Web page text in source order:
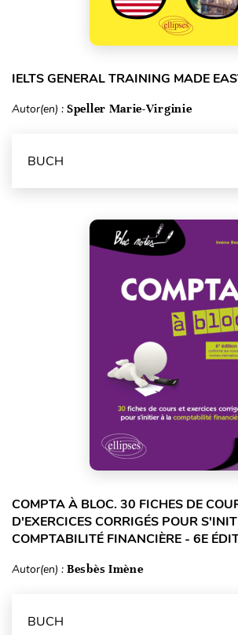
IELTS GENERAL TRAINING MADE
Autor(en) : Speller Marie-Virginie
BUCH
COMPTA À BLOC. 30 FICHES DE
D'EXERCICES CORRIGÉS POUR
COMPTABILITÉ FINANCIÈRE - 6E
Autor(en) : Besbès Imène
BUCH